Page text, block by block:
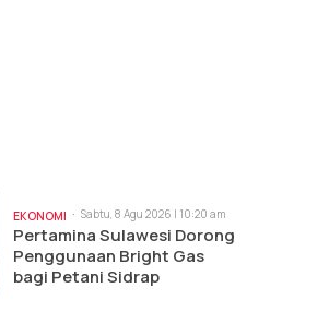
EKONOMI Sabtu, 8 Agu 2026 | 10:20 am
Pertamina Sulawesi Dorong
Penggunaan Bright Gas
bagi Petani Sidrap